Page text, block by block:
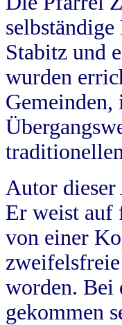
Stabitz und
wurden
Gemeinden,
Autor
Er weist auf
von einer
worden. Bei
gekommen